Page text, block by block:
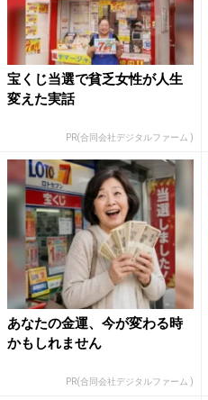
宝くじ当選で貧乏女性が人生
変えた実話
PR(合同会社デジタルファーム )
あなたの金運、今が変わる時
かもしれません
PR(合同会社デジタルファーム )